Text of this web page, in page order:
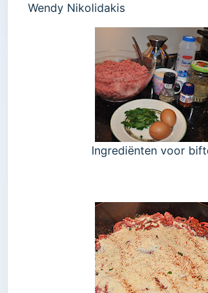
Wendy Nikolidakis
Ingrediënten voor